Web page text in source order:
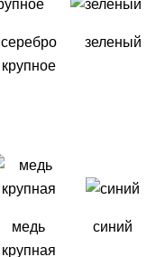
серебро
крупное
зеленый
медь
крупная
синий